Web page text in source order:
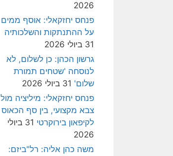
2026
פנחס יחזקאלי: אוסף ממים
על ההתנתקות והשלכותיה
31 ביולי 2026
גרשון הכהן: כן לשלום, לא
לנוסחה 'שטחים תמורת
שלום' 31 ביולי 2026
פנחס יחזקאלי: מיליציה מול
צבא מקצועי, בין סף הכאוס
לקיפאון בירוקרטי
31 ביולי
2026
משה כהן אליה: רל"ביזם: